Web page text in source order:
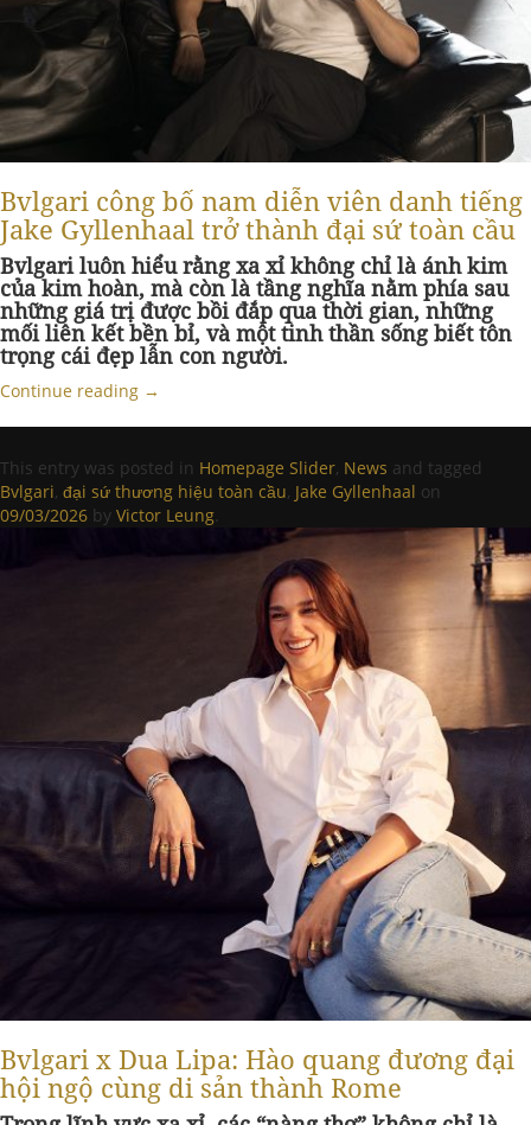
Bvlgari công bố nam diễn viên danh tiếng
Jake Gyllenhaal trở thành đại sứ toàn cầu
Bvlgari luôn hiểu rằng xa xỉ không chỉ là ánh kim
của kim hoàn, mà còn là tầng nghĩa nằm phía sau
những giá trị được bồi đắp qua thời gian, những
mối liên kết bền bỉ, và một tinh thần sống biết tôn
trọng cái đẹp lẫn con người.
Continue reading →
This entry was posted in Homepage Slider, News and tagged
Bvlgari, đại sứ thương hiệu toàn cầu, Jake Gyllenhaal on
09/03/2026 by Victor Leung.
Bvlgari x Dua Lipa: Hào quang đương đại
hội ngộ cùng di sản thành Rome